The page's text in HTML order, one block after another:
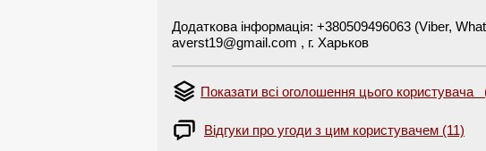
Додаткова інформація: +380509496063 (Viber,
averst19@gmail.com , г. Харьков
Показати всі оголошення цього користувача
Відгуки про угоди з цим користувачем (11)